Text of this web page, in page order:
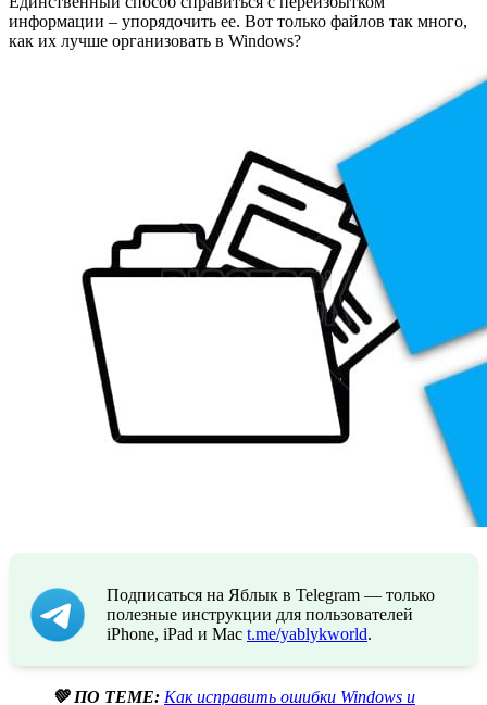
информации – упорядочить ее. Вот только файлов так много,
как их лучше организовать в Windows?
Подписаться на Яблык в Telegram — только
полезные инструкции для пользователей
iPhone, iPad и Mac t.me/yablykworld.
💚 ПО ТЕМЕ: Как исправить ошибки Windows и